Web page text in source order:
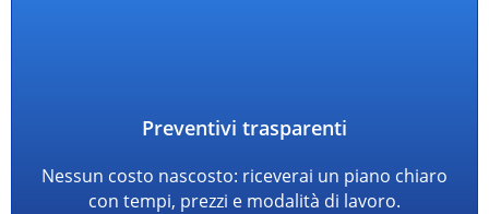
Preventivi trasparenti
Nessun costo nascosto: riceverai un piano chiaro
con tempi, prezzi e modalità di lavoro.